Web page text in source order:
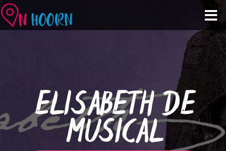
Winkelen & Horeca
Over Hoorn
ELISABETH DE
MUSICAL